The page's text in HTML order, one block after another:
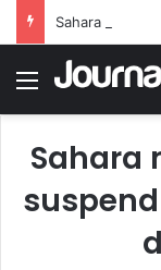
Menu
Sahara